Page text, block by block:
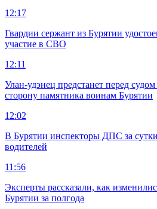
12:17
Гвардии сержант из Бурятии
участие в СВО
12:11
Улан-удэнец предстанет перед
сторону памятника воинам Бурятии
12:02
В Бурятии инспекторы ДПС за
водителей
11:56
Эксперты рассказали, как
Бурятии за полгода